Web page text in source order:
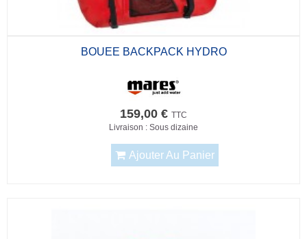
BOUEE BACKPACK HYDRO
159,00 € TTC
Livraison : Sous dizaine
Ajouter Au Panier